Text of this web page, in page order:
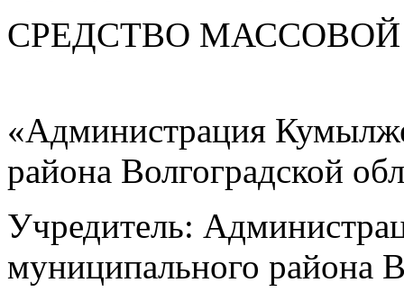
СРЕДСТВО
«Администрация
района Волгоградской
Учредитель:
муниципального района